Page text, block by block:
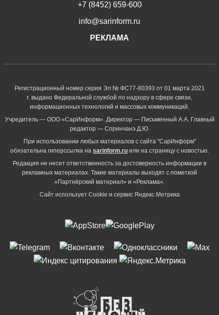
+7 (8452) 659-600
info@sarinform.ru
РЕКЛАМА
Регистрационный номер серия Эл № ФС77-80393 от 01 марта 2021
г. выдано Федеральной службой по надзору в сфере связи,
информационных технологий и массовых коммуникаций.
Учредитель — ООО «СарИнформ». Директор — Письменный А.А. Главный
редактор — Спринчанэ Д.Ю.
При использовании любых материалов с сайта "СарИнформ"
обязательна гиперссылка на sarinform.ru или на страницу с новостью.
Редакция не несет ответственность за достоверность информации в
рекламных материалах. Такие материалы выходят с пометкой
«Партнёрский материал» и «Реклама».
Сайт использует Cookie и сервиc Яндекс.Метрика